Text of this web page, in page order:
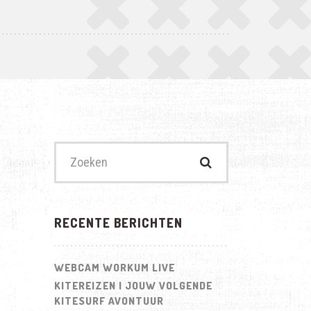
naar:
RECENTE BERICHTEN
WEBCAM WORKUM LIVE
KITEREIZEN | JOUW VOLGENDE
KITESURF AVONTUUR